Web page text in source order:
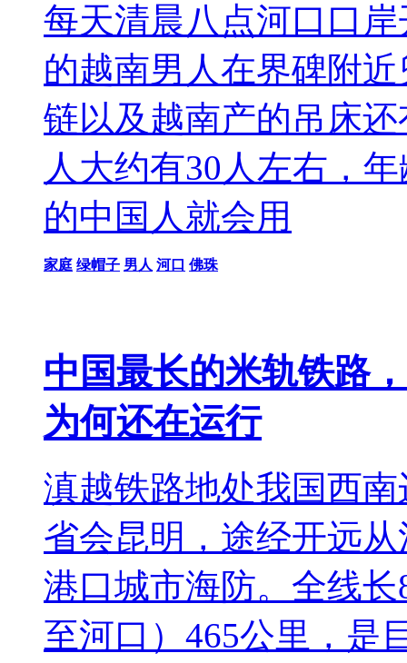
每天清晨八点河口口
的越南男人在界碑附
链以及越南产的吊床
人大约有30人左右，
的中国人就会用
家庭 绿帽子 男人 河口 佛珠
中国最长的米轨铁路
为何还在运行
滇越铁路地处我国西
省会昆明，途经开远
港口城市海防。全线
至河口）465公里，是